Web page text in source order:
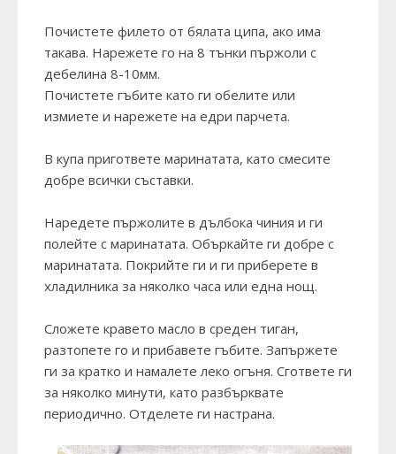
Почистете филето от бялата ципа, ако има
такава. Нарежете го на 8 тънки пържоли с
дебелина 8-10мм.
Почистете гъбите като ги обелите или
измиете и нарежете на едри парчета.
В купа пригответе маринатата, като смесите
добре всички съставки.
Наредете пържолите в дълбока чиния и ги
полейте с маринатата. Объркайте ги добре с
маринатата. Покрийте ги и ги приберете в
хладилника за няколко часа или една нощ.
Сложете кравето масло в среден тиган,
разтопете го и прибавете гъбите. Запържете
ги за кратко и намалете леко огъня. Сгответе ги
за няколко минути, като разбърквате
периодично. Отделете ги настрана.